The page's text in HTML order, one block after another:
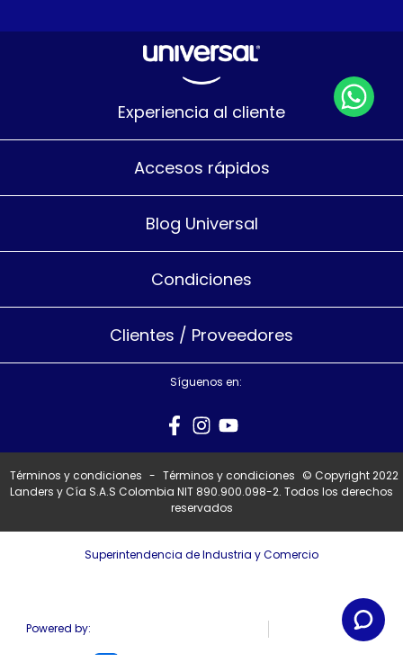
Experiencia al cliente
Accesos rápidos
Blog Universal
Condiciones
Clientes / Proveedores
Síguenos en:
Términos y condiciones - Términos y condiciones © Copyright 2022
Landers y Cía S.A.S Colombia NIT 890.900.098-2. Todos los derechos
reservados
Superintendencia de Industria y Comercio
Powered by: